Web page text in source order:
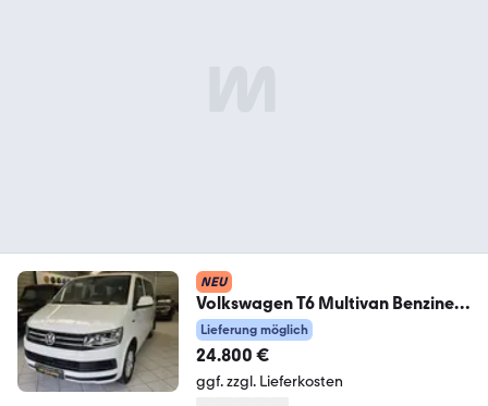
NEU
Volkswagen T6 Multivan Benziner
Klima 7xSitzer Tisch+Bett
Lieferung möglich
24.800 €
ggf. zzgl. Lieferkosten